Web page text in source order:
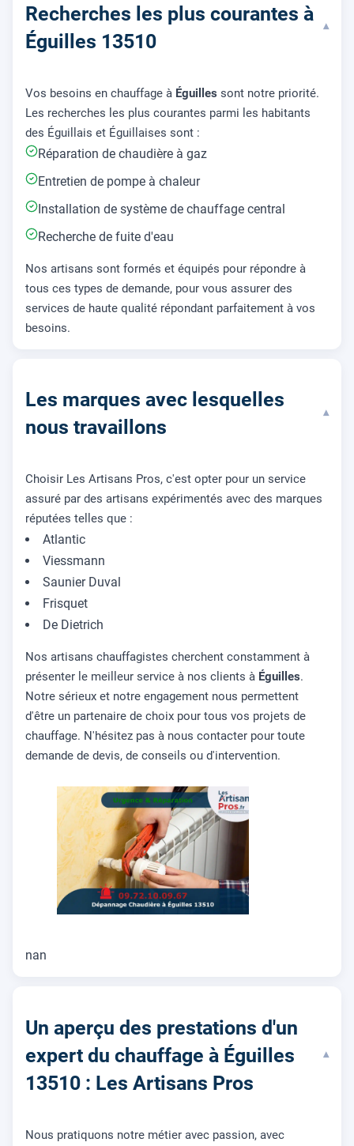
Recherches les plus courantes à
Éguilles 13510
▾
Vos besoins en chauffage à Éguilles sont notre priorité.
Les recherches les plus courantes parmi les habitants
des Éguillais et Éguillaises sont :
Réparation de chaudière à gaz
Entretien de pompe à chaleur
Installation de système de chauffage central
Recherche de fuite d'eau
Nos artisans sont formés et équipés pour répondre à
tous ces types de demande, pour vous assurer des
services de haute qualité répondant parfaitement à vos
besoins.
Les marques avec lesquelles
nous travaillons
▾
Choisir Les Artisans Pros, c'est opter pour un service
assuré par des artisans expérimentés avec des marques
réputées telles que :
Atlantic
Viessmann
Saunier Duval
Frisquet
De Dietrich
Nos artisans chauffagistes cherchent constamment à
présenter le meilleur service à nos clients à Éguilles.
Notre sérieux et notre engagement nous permettent
d'être un partenaire de choix pour tous vos projets de
chauffage. N'hésitez pas à nous contacter pour toute
demande de devis, de conseils ou d'intervention.
nan
Un aperçu des prestations d'un
expert du chauffage à Éguilles
13510 : Les Artisans Pros
▾
Nous pratiquons notre métier avec passion, avec